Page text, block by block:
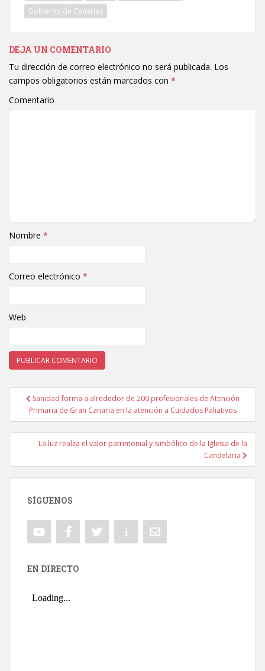
Gobierno de Canarias
DEJA UN COMENTARIO
Tu dirección de correo electrónico no será publicada. Los
campos obligatorios están marcados con *
Comentario
Nombre *
Correo electrónico *
Web
Navegación de entradas
Sanidad forma a alrededor de 200 profesionales de Atención
Primaria de Gran Canaria en la atención a Cuidados Paliativos
La luz realza el valor patrimonial y simbólico de la Iglesia de la
Candelaria
SÍGUENOS
EN DIRECTO